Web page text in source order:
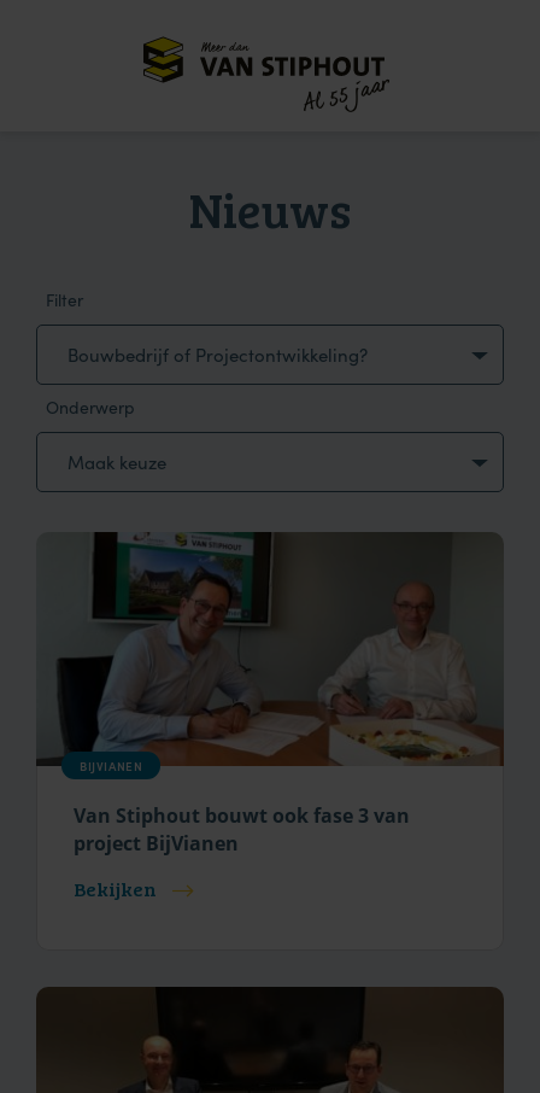
Meer dan
Al 55 jaar
Nieuws
Filter
Onderwerp
Bouwbedrijf of Projectontwikkeling?
Maak keuze
BIJVIANEN
Van Stiphout bouwt ook fase 3 van
project BijVianen
Bekijken